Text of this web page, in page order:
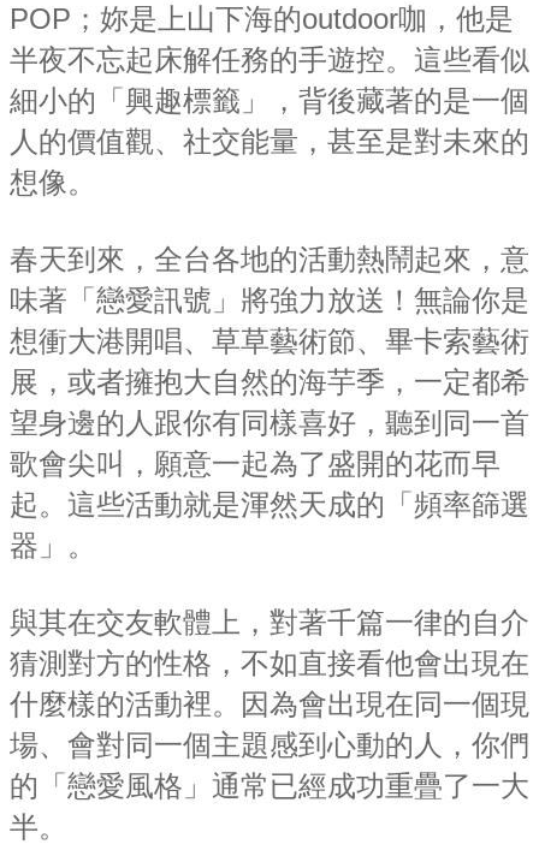
POP；妳是上山下海的outdoor咖，他是
半夜不忘起床解任務的手遊控。這些看似
細小的「興趣標籤」，背後藏著的是一個
人的價值觀、社交能量，甚至是對未來的
想像。
春天到來，全台各地的活動熱鬧起來，意
味著「戀愛訊號」將強力放送！無論你是
想衝大港開唱、草草藝術節、畢卡索藝術
展，或者擁抱大自然的海芋季，一定都希
望身邊的人跟你有同樣喜好，聽到同一首
歌會尖叫，願意一起為了盛開的花而早
起。這些活動就是渾然天成的「頻率篩選
器」。
與其在交友軟體上，對著千篇一律的自介
猜測對方的性格，不如直接看他會出現在
什麼樣的活動裡。因為會出現在同一個現
場、會對同一個主題感到心動的人，你們
的「戀愛風格」通常已經成功重疊了一大
半。